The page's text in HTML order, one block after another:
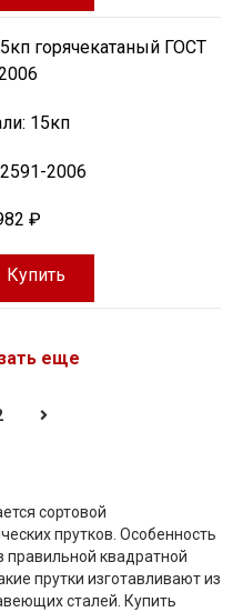
горячекатаный ГОСТ
15кп
2006
₽
Купить
еще
сортовой
прутков. Особенность
правильной квадратной
прутки изготавливают из
сталей. Купить